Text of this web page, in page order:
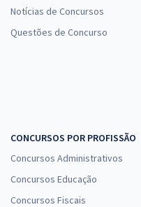
Notícias de Concursos
Questões de Concurso
CONCURSOS POR PROFISSÃO
Concursos Administrativos
Concursos Educação
Concursos Fiscais